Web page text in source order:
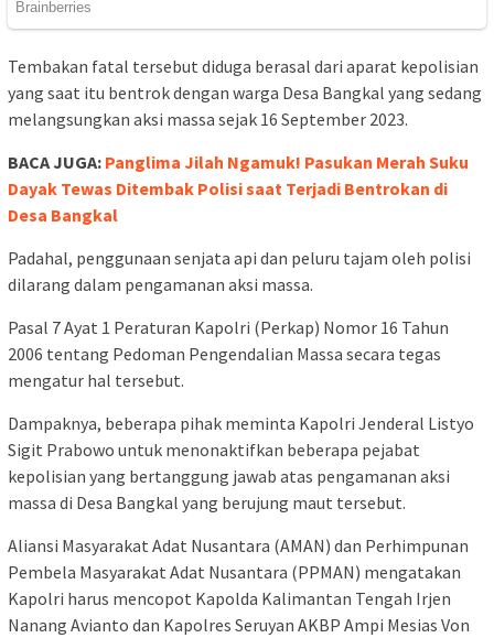
Tembakan fatal tersebut diduga berasal dari aparat kepolisian
yang saat itu bentrok dengan warga Desa Bangkal yang sedang
melangsungkan aksi massa sejak 16 September 2023.
BACA JUGA: Panglima Jilah Ngamuk! Pasukan Merah Suku
Dayak Tewas Ditembak Polisi saat Terjadi Bentrokan di
Desa Bangkal
Padahal, penggunaan senjata api dan peluru tajam oleh polisi
dilarang dalam pengamanan aksi massa.
Pasal 7 Ayat 1 Peraturan Kapolri (Perkap) Nomor 16 Tahun
2006 tentang Pedoman Pengendalian Massa secara tegas
mengatur hal tersebut.
Dampaknya, beberapa pihak meminta Kapolri Jenderal Listyo
Sigit Prabowo untuk menonaktifkan beberapa pejabat
kepolisian yang bertanggung jawab atas pengamanan aksi
massa di Desa Bangkal yang berujung maut tersebut.
Aliansi Masyarakat Adat Nusantara (AMAN) dan Perhimpunan
Pembela Masyarakat Adat Nusantara (PPMAN) mengatakan
Kapolri harus mencopot Kapolda Kalimantan Tengah Irjen
Nanang Avianto dan Kapolres Seruyan AKBP Ampi Mesias Von